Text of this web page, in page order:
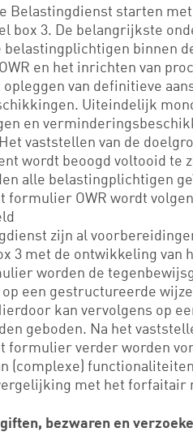
Belastingdienst starten
box 3. De belangrijkste
belastingplichtigen binnen
en het inrichten van
van definitieve
Uiteindelijk
en
vaststellen van de
wordt beoogd voltooid te
alle belastingplichtigen
formulier OWR wordt
zijn al
3 met de ontwikkeling van
worden de
een gestructureerde
kan vervolgens op
geboden. Na het
formulier verder worden
(complexe)
met het forfaitair
bezwaren en